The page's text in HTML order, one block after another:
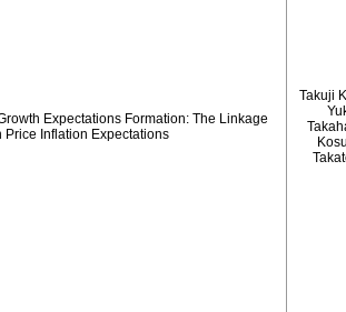
Expectations Formation: The Linkage
Price Inflation Expectations
Takuji